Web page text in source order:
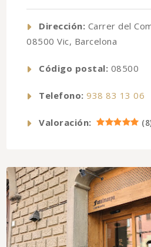
Dirección: Carrer del
08500 Vic, Barcelona
Código postal: 08500
Telefono: 938 83 13 06
Valoración: (8